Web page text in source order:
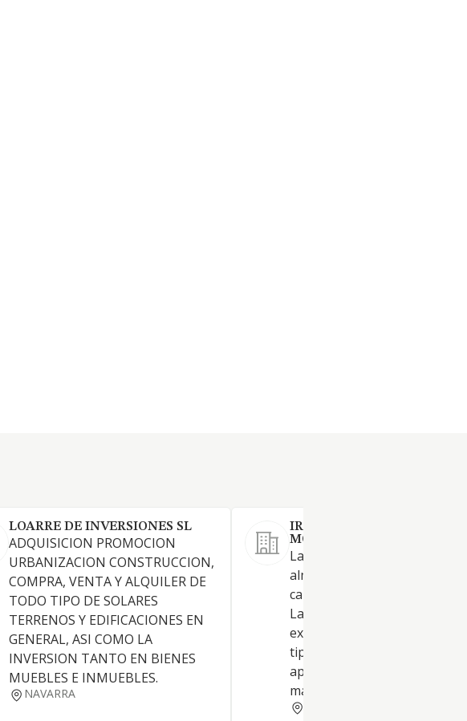
LOARRE DE INVERSIONES SL
ADQUISICION PROMOCION
URBANIZACION CONSTRUCCION,
COMPRA, VENTA Y ALQUILER DE
TODO TIPO DE SOLARES
TERRENOS Y EDIFICACIONES EN
GENERAL, ASI COMO LA
INVERSION TANTO EN BIENES
MUEBLES E INMUEBLES.
NAVARRA
IRISARRI CARPINTERIA Y
MONTAJES SL.
La instalación,
almacenaje y fabricación de
carpintería de madera en
La compra-venta,
exportación y fabricación de
tipo y clase de máquinas,
aparatos, útiles,
materiales; y otros